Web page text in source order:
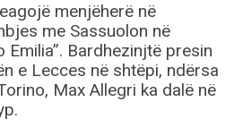
menjëherë në
me Sassuolon në
Emilia”. Bardhezinjtë presin
e Lecces në shtëpi, ndërsa
Max Allegri ka dalë në